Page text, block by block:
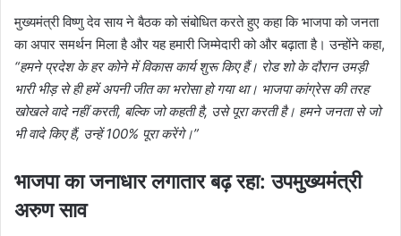
मुख्यमंत्री विष्णु देव साय ने बैठक को संबोधित करते हुए कहा कि भाजपा को जनता
का अपार समर्थन मिला है और यह हमारी जिम्मेदारी को और बढ़ाता है। उन्होंने कहा,
“हमने प्रदेश के हर कोने में विकास कार्य शुरू किए हैं। रोड शो के दौरान उमड़ी
भारी भीड़ से ही हमें अपनी जीत का भरोसा हो गया था। भाजपा कांग्रेस की तरह
खोखले वादे नहीं करती, बल्कि जो कहती है, उसे पूरा करती है। हमने जनता से जो
भी वादे किए हैं, उन्हें 100% पूरा करेंगे।”
भाजपा का जनाधार लगातार बढ़ रहा: उपमुख्यमंत्री
अरुण साव